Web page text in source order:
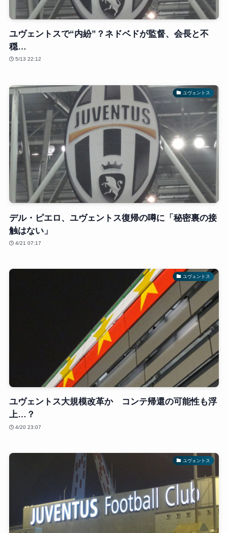
ユヴェントスで“内紛”？ネドベドが監督、会長と不
穏…
5/13 22:12
ユヴェントス
デル・ピエロ、ユヴェントス復帰の噂に「秘密裏の接
触はない」
4/21 07:17
ユヴェントス
ユヴェントス大規模改革か コンテ帰還の可能性も浮
上…？
4/20 23:07
ユヴェントス